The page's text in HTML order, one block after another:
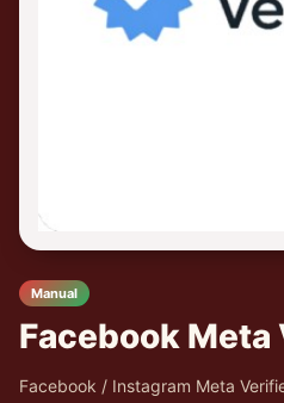
Manual
Facebook
Facebook / Instagram Meta